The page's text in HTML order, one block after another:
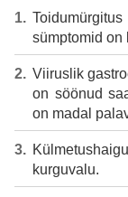
sümptomid on
Viiruslik
on söönud
on madal
kurguvalu.